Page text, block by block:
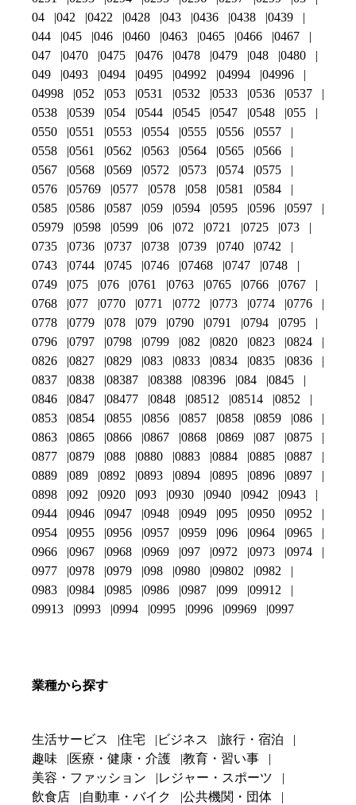
04
042 0422 0428 043 0436 0438
0439
044
045 046 0460 0463 0465 0466
0467
047
0470 0475 0476 0478 0479 048
0480
049
0493 0494 0495 04992 04994
04996
04998
052 053 0531 0532 0533 0536
0537
0538
0539 054 0544 0545 0547 0548
055
0550
0551 0553 0554 0555 0556
0557
0558
0561 0562 0563 0564 0565
0566
0567
0568 0569 0572 0573 0574
0575
0576
05769 0577 0578 058 0581
0584
0585
0586 0587 059 0594 0595 0596
0597
05979
0598 0599 06 072 0721 0725
073
0735
0736 0737 0738 0739 0740
0742
0743
0744 0745 0746 07468 0747
0748
0749
075 076 0761 0763 0765 0766
0767
0768
077 0770 0771 0772 0773 0774
0776
0778
0779 078 079 0790 0791 0794
0795
0796
0797 0798 0799 082 0820 0823
0824
0826
0827 0829 083 0833 0834 0835
0836
0837
0838 08387 08388 08396 084
0845
0846
0847 08477 0848 08512 08514
0852
0853
0854 0855 0856 0857 0858 0859
086
0863
0865 0866 0867 0868 0869 087
0875
0877
0879 088 0880 0883 0884 0885
0887
0889
089 0892 0893 0894 0895 0896
0897
0898
092 0920 093 0930 0940 0942
0943
0944
0946 0947 0948 0949 095 0950
0952
0954
0955 0956 0957 0959 096 0964
0965
0966
0967 0968 0969 097 0972 0973
0974
0977
0978 0979 098 0980 09802
0982
0983
0984 0985 0986 0987 099
09912
09913
0993 0994 0995 0996 09969 0997
業種から探す
生活サービス 住宅 ビジネス
旅行・宿泊
趣味
医療・健康・介護
教育・習い事
美容・ファッション
レジャー・スポーツ
飲食店
自動車・バイク
公共機関・団体